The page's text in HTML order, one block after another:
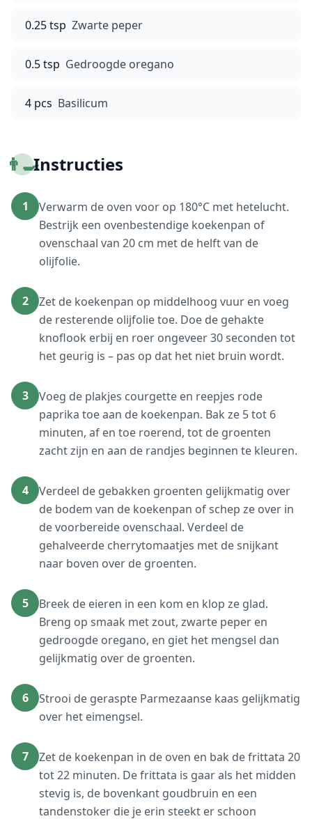
0.25 tsp Zwarte peper
0.5 tsp Gedroogde oregano
4 pcs Basilicum
👨‍🍳Instructies
1
Verwarm de oven voor op 180°C met hetelucht.
Bestrijk een ovenbestendige koekenpan of
ovenschaal van 20 cm met de helft van de
olijfolie.
2
Zet de koekenpan op middelhoog vuur en voeg
de resterende olijfolie toe. Doe de gehakte
knoflook erbij en roer ongeveer 30 seconden tot
het geurig is – pas op dat het niet bruin wordt.
3
Voeg de plakjes courgette en reepjes rode
paprika toe aan de koekenpan. Bak ze 5 tot 6
minuten, af en toe roerend, tot de groenten
zacht zijn en aan de randjes beginnen te kleuren.
4
Verdeel de gebakken groenten gelijkmatig over
de bodem van de koekenpan of schep ze over in
de voorbereide ovenschaal. Verdeel de
gehalveerde cherrytomaatjes met de snijkant
naar boven over de groenten.
5
Breek de eieren in een kom en klop ze glad.
Breng op smaak met zout, zwarte peper en
gedroogde oregano, en giet het mengsel dan
gelijkmatig over de groenten.
6
Strooi de geraspte Parmezaanse kaas gelijkmatig
over het eimengsel.
7
Zet de koekenpan in de oven en bak de frittata 20
tot 22 minuten. De frittata is gaar als het midden
stevig is, de bovenkant goudbruin en een
tandenstoker die je erin steekt er schoon